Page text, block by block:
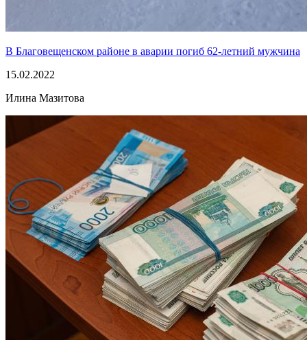
В Благовещенском районе в аварии погиб 62-летний мужчина
15.02.2022
Илина Мазитова